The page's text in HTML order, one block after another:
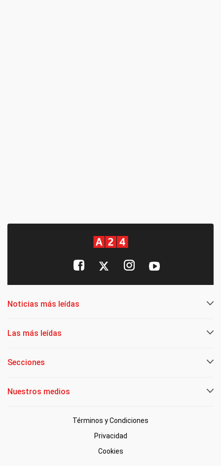
Noticias más leídas
Las más leídas
Secciones
Nuestros medios
Términos y Condiciones
Privacidad
Cookies